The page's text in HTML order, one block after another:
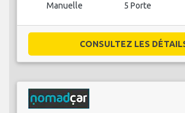
Manuelle 5 Porte
CONSULTEZ LES